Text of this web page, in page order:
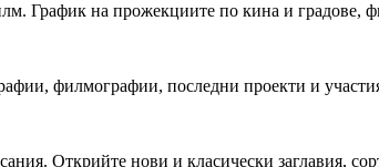
График на прожекциите по кина и градове,
филмографии, последни проекти и
Открийте нови и класически заглавия,